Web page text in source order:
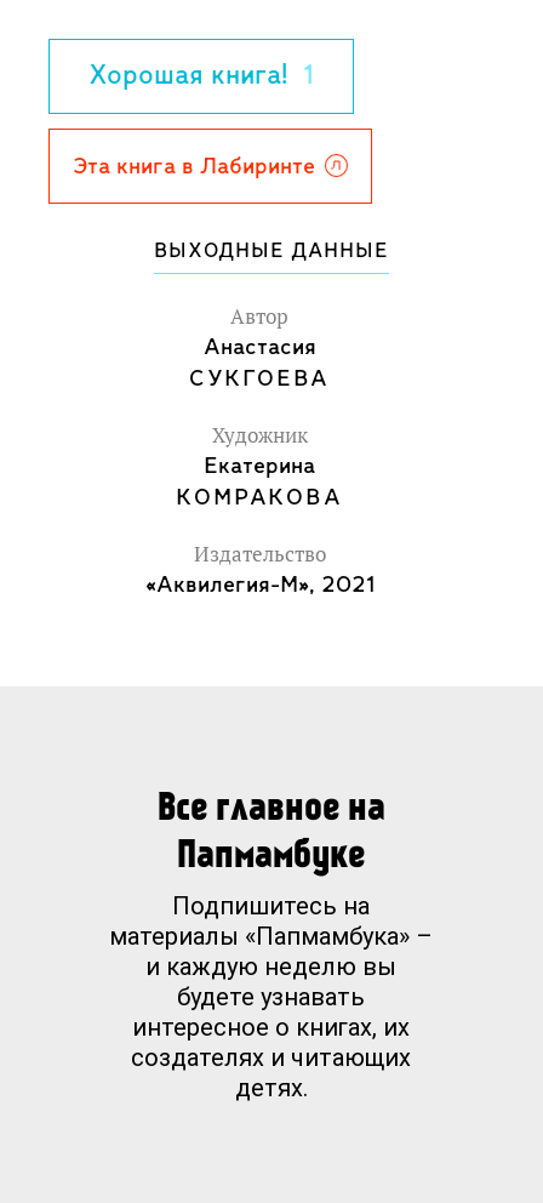
школьного возраста.
Хорошая книга! 1
Эта книга в Лабиринте
ВЫХОДНЫЕ ДАННЫЕ
Автор
Анастасия
СУКГОЕВА
Художник
Екатерина
КОМРАКОВА
Издательство
«Аквилегия-М», 2021
Все главное на
Папмамбуке
Подпишитесь на
материалы «Папмамбука» –
и каждую неделю вы
будете узнавать
интересное о книгах, их
создателях и читающих
детях.